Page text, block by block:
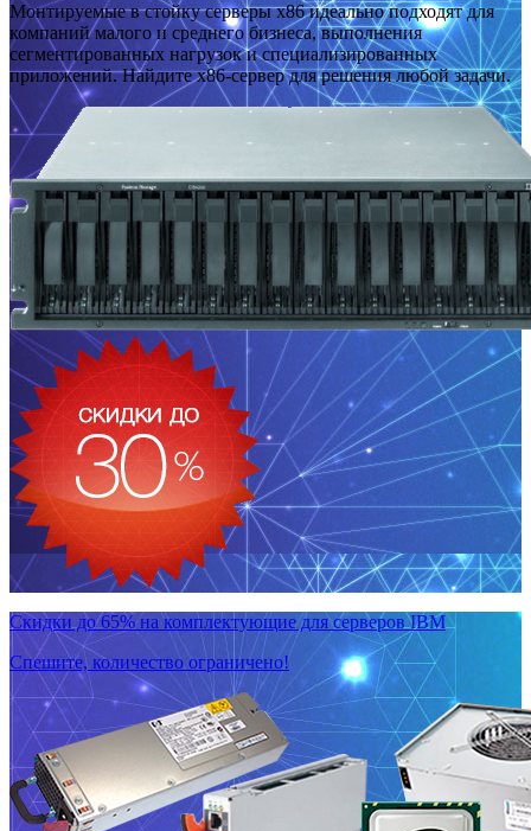
Монтируемые в стойку серверы x86 идеально подходят для
компаний малого и среднего бизнеса, выполнения
сегментированных нагрузок и специализированных
приложений. Найдите x86-сервер для решения любой задачи.
Скидки до 65% на комплектующие для серверов IBM
Спешите, количество ограничено!